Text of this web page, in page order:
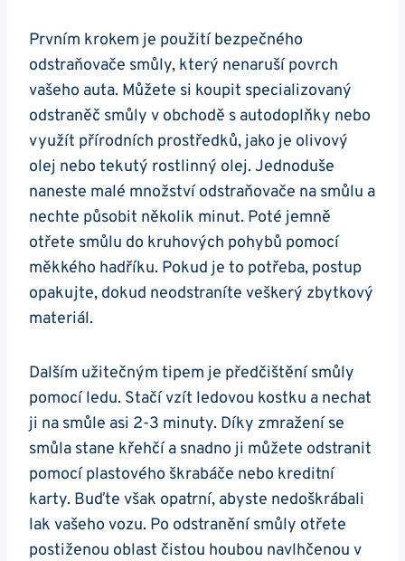
Prvním krokem je použití bezpečného
odstraňovače smůly, který nenaruší povrch⁤
vašeho auta. Můžete si koupit specializovaný
odstraněč smůly v obchodě s autodoplňky nebo
využít ​přírodních prostředků, jako je olivový
olej nebo tekutý‍ rostlinný olej. Jednoduše
naneste malé množství odstraňovače na‍ smůlu a
nechte působit několik minut. ‌Poté jemně
otřete ‌smůlu do kruhových pohybů‍ pomocí
měkkého hadříku. Pokud je to potřeba, postup
⁤opakujte, dokud neodstraníte veškerý zbytkový
materiál.
Dalším ⁢užitečným tipem‌ je předčištění smůly
pomocí ledu. Stačí vzít ledovou kostku a nechat
⁣ji na smůle asi 2-3 minuty. Díky zmražení se
smůla stane křehčí a snadno ji můžete​ odstranit
pomocí plastového škrabáče nebo kreditní
karty. Buďte však opatrní, abyste nedoškrábali
lak vašeho vozu. Po odstranění smůly otřete
postiženou oblast čistou houbou navlhčenou v